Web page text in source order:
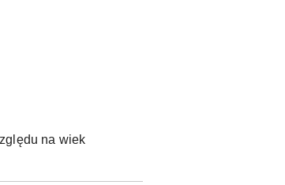
na wiek